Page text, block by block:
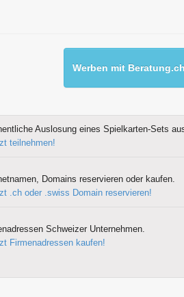
Werben mit
Auslosung eines Spielkarten-Sets
teilnehmen!
Domains reservieren oder kaufen.
.ch oder .swiss Domain reservieren!
Schweizer Unternehmen.
Firmenadressen kaufen!